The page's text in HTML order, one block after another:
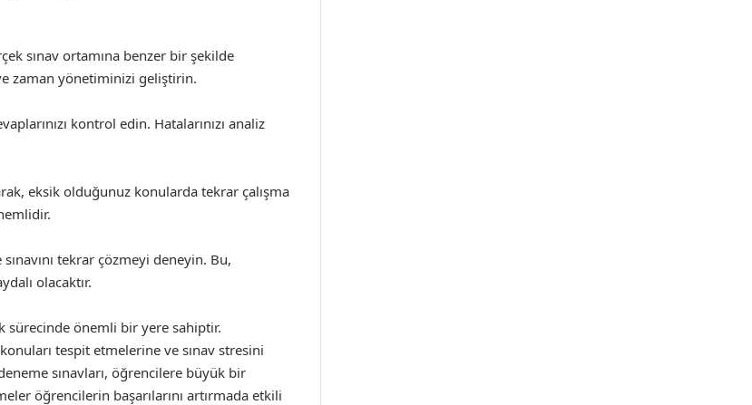
sınav ortamına benzer bir şekilde
zaman yönetiminizi geliştirin.
kontrol edin. Hatalarınızı analiz
eksik olduğunuz konularda tekrar çalışma
tekrar çözmeyi deneyin. Bu,
olacaktır.
sürecinde önemli bir yere sahiptir.
tespit etmelerine ve sınav stresini
sınavları, öğrencilere büyük bir
öğrencilerin başarılarını artırmada etkili